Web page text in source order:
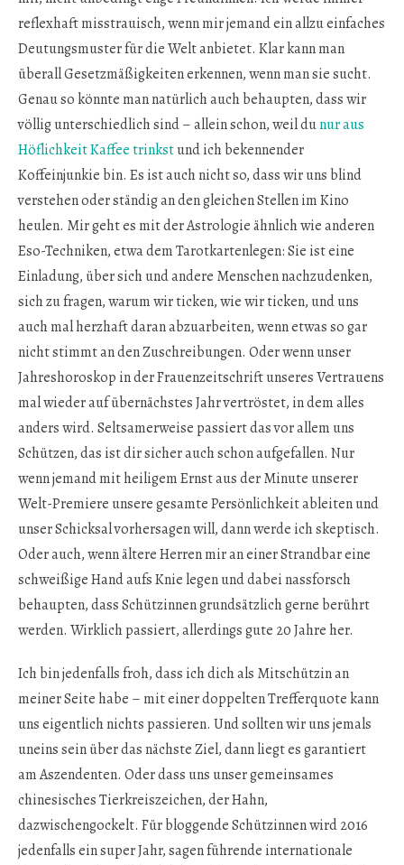
reflexhaft misstrauisch, wenn mir jemand ein allzu einfaches
Deutungsmuster für die Welt anbietet. Klar kann man
überall Gesetzmäßigkeiten erkennen, wenn man sie sucht.
Genau so könnte man natürlich auch behaupten, dass wir
völlig unterschiedlich sind – allein schon, weil dunur aus
Höflichkeit Kaffee trinkstund ich bekennender
Koffeinjunkie bin. Es ist auch nicht so, dass wir uns blind
verstehen oder ständig an den gleichen Stellen im Kino
heulen. Mir geht es mit der Astrologie ähnlich wie anderen
Eso-Techniken, etwa dem Tarotkartenlegen: Sie ist eine
Einladung, über sich und andere Menschen nachzudenken,
sich zu fragen, warum wir ticken, wie wir ticken, und uns
auch mal herzhaft daran abzuarbeiten, wenn etwas so gar
nicht stimmt an den Zuschreibungen. Oder wenn unser
Jahreshoroskop in der Frauenzeitschrift unseres Vertrauens
mal wieder auf übernächstes Jahr vertröstet, in dem alles
anders wird. Seltsamerweise passiert das vor allem uns
Schützen, das ist dir sicher auch schon aufgefallen. Nur
wenn jemand mit heiligem Ernst aus der Minute unserer
Welt-Premiere unsere gesamte Persönlichkeit ableiten und
unser Schicksal vorhersagen will, dann werde ich skeptisch.
Oder auch, wenn ältere Herren mir an einer Strandbar eine
schweißige Hand aufs Knie legen und dabei nassforsch
behaupten, dass Schützinnen grundsätzlich gerne berührt
werden. Wirklich passiert, allerdings gute 20 Jahre her.
Ich bin jedenfalls froh, dass ich dich als Mitschützin an
meiner Seite habe – mit einer doppelten Trefferquote kann
uns eigentlich nichts passieren. Und sollten wir uns jemals
uneins sein über das nächste Ziel, dann liegt es garantiert
am Aszendenten. Oder dass uns unser gemeinsames
chinesisches Tierkreiszeichen, der Hahn,
dazwischengockelt. Für bloggende Schützinnen wird 2016
jedenfalls ein super Jahr, sagen führende internationale